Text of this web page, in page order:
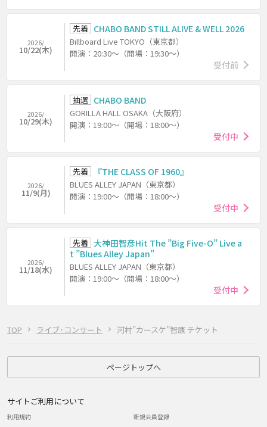
TOP ライブ･コンサート 河村”カースケ”智康 チケット
2026/
10/22(木)
先着 CHABO BAND STILL ALIVE & WELL 2026
Billboard Live TOKYO（東京都）
開演：20:30～（開場：19:30～）
受付前
2026/
10/29(木)
抽選 CHABO BAND
GORILLA HALL OSAKA（大阪府）
開演：19:00～（開場：18:00～）
受付中
2026/
11/9(月)
先着 『THE CLASS OF 1960』
BLUES ALLEY JAPAN（東京都）
開演：19:00～（開場：18:00～）
受付中
2026/
11/18(水)
先着 大神田智彦Hit The ”Big Five-O” Live a
t ”Blues Alley Japan”
BLUES ALLEY JAPAN（東京都）
開演：19:00～（開場：18:00～）
受付中
ページトップへ
サイトご利用について
利用規約
新規会員登録